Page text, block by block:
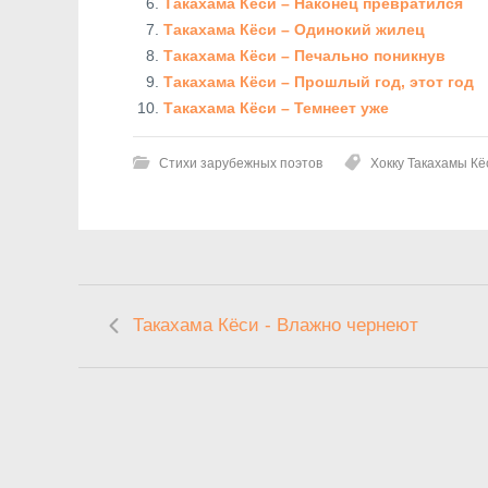
Такахама Кёси – Одинокий жилец
Такахама Кёси – Печально поникнув
Такахама Кёси – Прошлый год, этот год
Такахама Кёси – Темнеет уже
Стихи зарубежных поэтов Хокку Такахамы
Такахама Кёси - Влажно чернеют